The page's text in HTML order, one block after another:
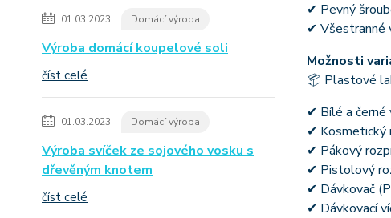
01.03.2023 Domácí výroba
Výroba domácí koupelové soli
číst celé
01.03.2023 Domácí výroba
Výroba svíček ze sojového vosku s
dřevěným knotem
číst celé
✔ Pevný
✔ Všestranné
Možnosti
📦 Plastové
✔ Bílé a černé
✔ Kosmetický
✔ Pákový
✔ Pistolový
✔ Dávkovač
✔ Dávkovací